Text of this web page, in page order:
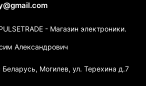
- Магазин электроники.
Александрович
Могилев, ул. Терехина д.7